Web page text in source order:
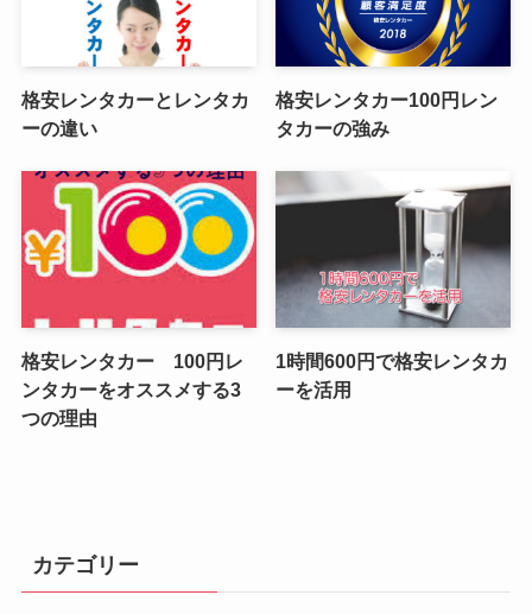
格安レンタカーとレンタカ
ーの違い
格安レンタカー100円レン
タカーの強み
格安レンタカー 100円レ
ンタカーをオススメする3
つの理由
1時間600円で格安レンタカ
ーを活用
カテゴリー